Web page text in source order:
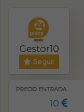
Gestor10
Seguir
PRECIO ENTRADA
10